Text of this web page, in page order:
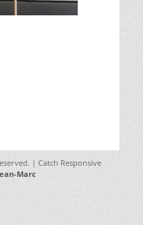
| Catch Responsive
Marc